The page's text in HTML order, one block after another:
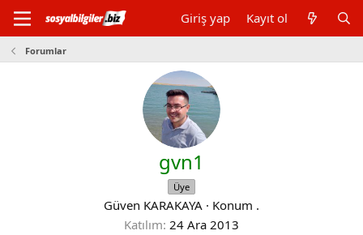
Giriş yap Kayıt ol
Forumlar
gvn1
Üye
Güven KARAKAYA · Konum .
Katılım 24 Ara 2013